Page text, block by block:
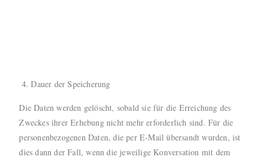
Dauer der Speicherung
Die Daten werden gelöscht, sobald sie für die Erreichung des
Zweckes ihrer Erhebung nicht mehr erforderlich sind. Für die
personenbezogenen Daten, die per E-Mail übersandt wurden, ist
dies dann der Fall, wenn die jeweilige Konversation mit dem